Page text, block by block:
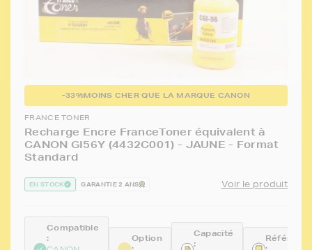
-33%MOINS CHER QUE LA MARQUE CANON
FRANCE TONER
Recharge Encre FranceToner équivalent à
CANON GI56Y (4432C001) - JAUNE - Format
Standard
EN STOCK GARANTIE 2 ANS Voir le produit
Compatible
:
Option
Capacité
: